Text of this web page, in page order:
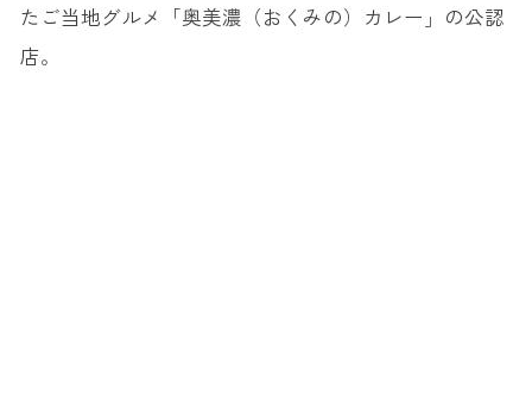
たご当地グルメ「奥美濃（おくみの）カレー」の公認
店。